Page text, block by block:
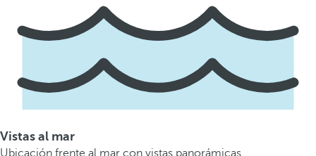
Vistas al mar